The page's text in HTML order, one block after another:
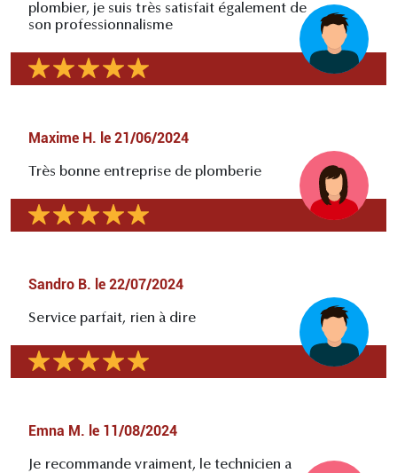
plombier, je suis très satisfait également de
son professionnalisme
Maxime H. le 21/06/2024
Très bonne entreprise de plomberie
Sandro B. le 22/07/2024
Service parfait, rien à dire
Emna M. le 11/08/2024
Je recommande vraiment, le technicien a